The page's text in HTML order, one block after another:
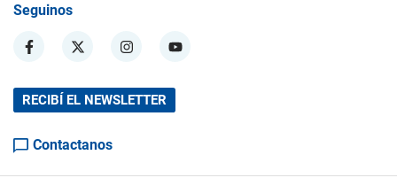
Seguinos
RECIBÍ EL NEWSLETTER
Contactanos